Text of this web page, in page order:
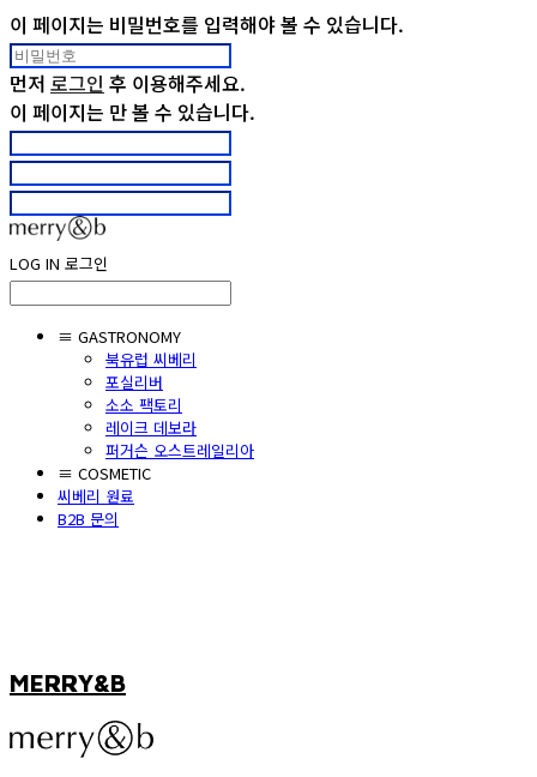
이 페이지는 비밀번호를 입력해야 볼 수 있습니다.
먼저 로그인 후 이용해주세요.
이 페이지는 만 볼 수 있습니다.
LOG IN 로그인
≡ GASTRONOMY
북유럽 씨베리
포실리버
소소 팩토리
레이크 데보라
퍼거슨 오스트레일리아
≡ COSMETIC
씨베리 원료
B2B 문의
MERRY&B